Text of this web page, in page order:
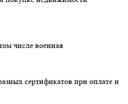
числе военная
сертификатов при оплате и